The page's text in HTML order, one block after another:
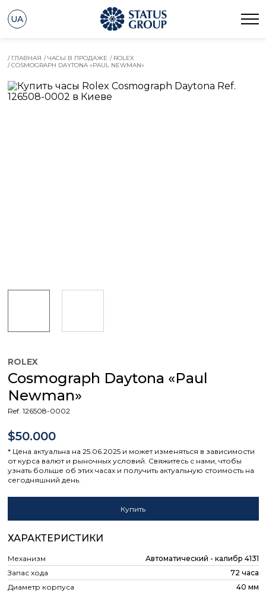
UA
/ ГЛАВНАЯ / ЧАСЫ В ПРОДАЖЕ / ROLEX
/ COSMOGRAPH DAYTONA «PAUL NEWMAN»
ROLEX
Cosmograph Daytona «Paul
Newman»
Ref. 126508-0002
$50.000
* Цена актуальна на 25.06.2025 и может изменяться в зависимости
от курса валют и рыночных условий. Свяжитесь с нами, чтобы
узнать больше об этих часах и получить актуальную стоимость на
сегодняшний день.
Купить
ХАРАКТЕРИСТИКИ
Механизм
Автоматический - калибр 4131
Запас хода
72 часа
Диаметр корпуса
40 мм